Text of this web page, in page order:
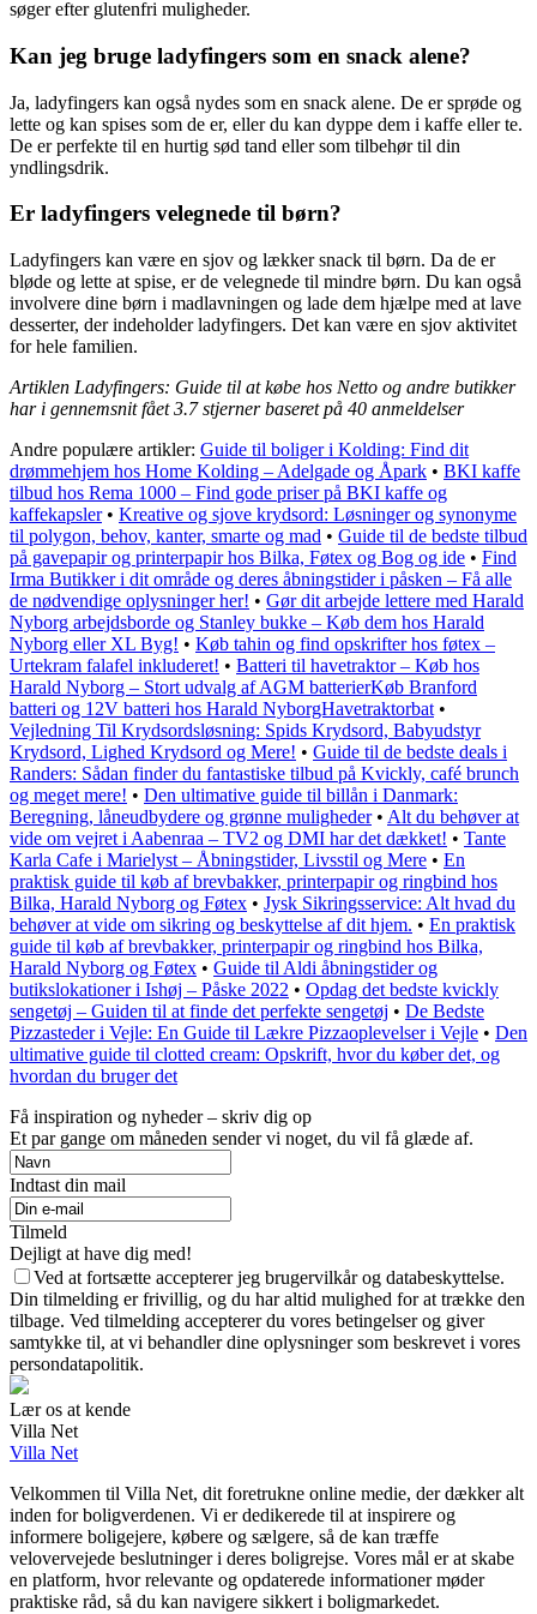
søger efter glutenfri muligheder.
Kan jeg bruge ladyfingers som en snack alene?
Ja, ladyfingers kan også nydes som en snack alene. De er sprøde og
lette og kan spises som de er, eller du kan dyppe dem i kaffe eller te.
De er perfekte til en hurtig sød tand eller som tilbehør til din
yndlingsdrik.
Er ladyfingers velegnede til børn?
Ladyfingers kan være en sjov og lækker snack til børn. Da de er
bløde og lette at spise, er de velegnede til mindre børn. Du kan også
involvere dine børn i madlavningen og lade dem hjælpe med at lave
desserter, der indeholder ladyfingers. Det kan være en sjov aktivitet
for hele familien.
Artiklen Ladyfingers: Guide til at købe hos Netto og andre butikker
har i gennemsnit fået3.7stjerner baseret på 40 anmeldelser
Andre populære artikler: Guide til boliger i Kolding: Find dit
drømmehjem hos Home Kolding – Adelgade og Åpark • BKI kaffe
tilbud hos Rema 1000 – Find gode priser på BKI kaffe og
kaffekapsler• Kreative og sjove krydsord: Løsninger og synonyme
til polygon, behov, kanter, smarte og mad • Guide til de bedste tilbud
på gavepapir og printerpapir hos Bilka, Føtex og Bog og ide • Find
Irma Butikker i dit område og deres åbningstider i påsken – Få alle
de nødvendige oplysninger her! • Gør dit arbejde lettere med Harald
Nyborg arbejdsborde og Stanley bukke – Køb dem hos Harald
Nyborg eller XL Byg! • Køb tahin og find opskrifter hos føtex –
Urtekram falafel inkluderet! • Batteri til havetraktor – Køb hos
Harald Nyborg – Stort udvalg af AGM batterierKøb Branford
batteri og 12V batteri hos Harald NyborgHavetraktorbat •
Vejledning Til Krydsordsløsning: Spids Krydsord, Babyudstyr
Krydsord, Lighed Krydsord og Mere! • Guide til de bedste deals i
Randers: Sådan finder du fantastiske tilbud på Kvickly, café brunch
og meget mere! • Den ultimative guide til billån i Danmark:
Beregning, låneudbydere og grønne muligheder• Alt du behøver at
vide om vejret i Aabenraa – TV2 og DMI har det dækket! • Tante
Karla Cafe i Marielyst – Åbningstider, Livsstil og Mere • En
praktisk guide til køb af brevbakker, printerpapir og ringbind hos
Bilka, Harald Nyborg og Føtex • Jysk Sikringsservice: Alt hvad du
behøver at vide om sikring og beskyttelse af dit hjem. • En praktisk
guide til køb af brevbakker, printerpapir og ringbind hos Bilka,
Harald Nyborg og Føtex • Guide til Aldi åbningstider og
butikslokationer i Ishøj – Påske 2022 • Opdag det bedste kvickly
sengetøj – Guiden til at finde det perfekte sengetøj • De Bedste
Pizzasteder i Vejle: En Guide til Lækre Pizzaoplevelser i Vejle • Den
ultimative guide til clotted cream: Opskrift, hvor du køber det, og
hvordan du bruger det
Få inspiration og nyheder – skriv dig op
Et par gange om måneden sender vi noget, du vil få glæde af.
Indtast din mail
Tilmeld
Dejligt at have dig med!
Ved at fortsætte accepterer jeg brugervilkår og databeskyttelse.
Din tilmelding er frivillig, og du har altid mulighed for at trække den
tilbage. Ved tilmelding accepterer du vores betingelser og giver
samtykke til, at vi behandler dine oplysninger som beskrevet i vores
persondatapolitik.
Lær os at kende
Villa Net
Villa Net
Velkommen til Villa Net, dit foretrukne online medie, der dækker alt
inden for boligverdenen. Vi er dedikerede til at inspirere og
informere boligejere, købere og sælgere, så de kan træffe
velovervejede beslutninger i deres boligrejse. Vores mål er at skabe
en platform, hvor relevante og opdaterede informationer møder
praktiske råd, så du kan navigere sikkert i boligmarkedet.